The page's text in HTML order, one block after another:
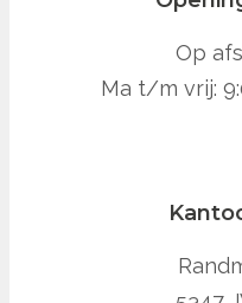
Op
Ma t/m vrij: